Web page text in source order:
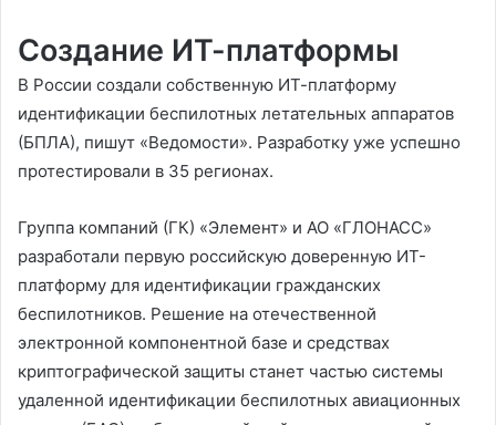
Создание ИТ-платформы
В России создали собственную ИТ-платформу
идентификации беспилотных летательных аппаратов
(БПЛА), пишут «Ведомости». Разработку уже успешно
протестировали в 35 регионах.
Группа компаний (ГК) «Элемент» и АО «ГЛОНАСС»
разработали первую российскую доверенную ИТ-
платформу для идентификации гражданских
беспилотников. Решение на отечественной
электронной компонентной базе и средствах
криптографической защиты станет частью системы
удаленной идентификации беспилотных авиационных